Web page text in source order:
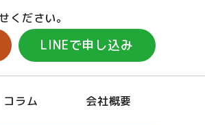
ください。
LINEで申し込み
コラム 会社概要